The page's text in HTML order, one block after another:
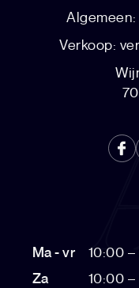
Algemeen:
Verkoop:
Ma - vr
10:00
Za
10:00 –